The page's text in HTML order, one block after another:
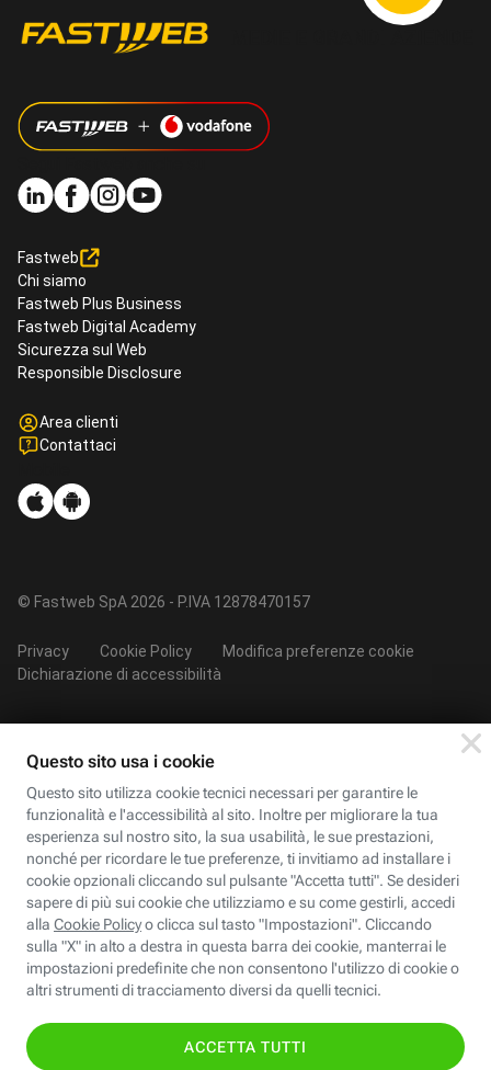
Fastweb
Chi siamo
Fastweb Plus Business
Fastweb Digital Academy
Sicurezza sul Web
Responsible Disclosure
Area clienti
Contattaci
© Fastweb SpA 2026 - P.IVA 12878470157
Privacy Cookie Policy
Modifica preferenze cookie
Dichiarazione di accessibilità